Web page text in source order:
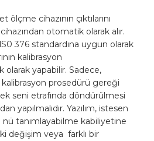
cihazının çıktılarını
otomatik olarak alır.
376 standardına uygun olarak
kalibrasyon
yapabilir. Sadece,
kalibrasyon prosedürü gereği
seni etrafında döndürülmesi
yapılmalıdır. Yazılım, istesen
nü tanımlayabilme kabiliyetine
değişim veya farklı bir